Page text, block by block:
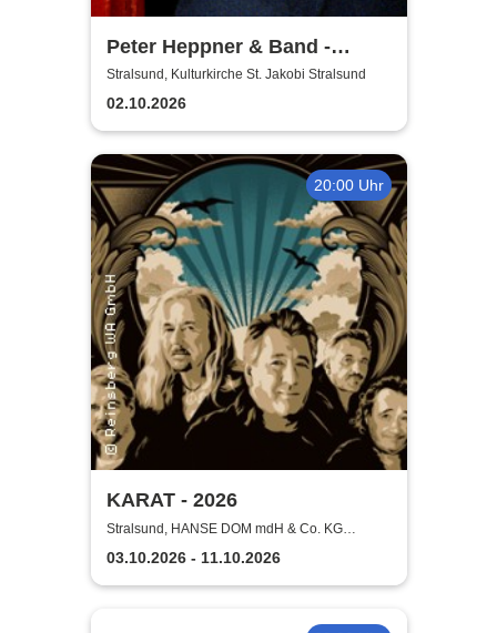
Peter Heppner & Band -
Akustik Tour 2026
Stralsund, Kulturkirche St. Jakobi Stralsund
02.10.2026
20:00 Uhr
KARAT - 2026
Stralsund, HANSE DOM mdH & Co. KG
Stralsund
03.10.2026 - 11.10.2026